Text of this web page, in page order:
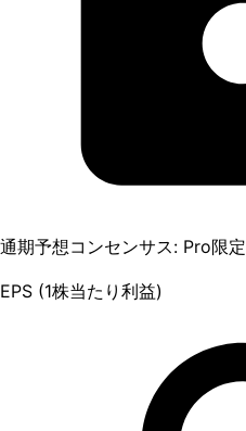
通期予想コンセンサス: Pro限定
EPS (1株当たり利益)